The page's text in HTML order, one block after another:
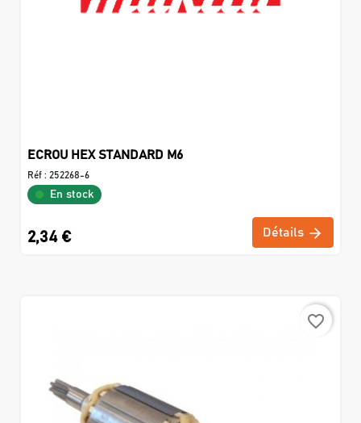
ECROU HEX STANDARD M6
Réf : 252268-6
En stock
2,34 € Détails
favorite_border